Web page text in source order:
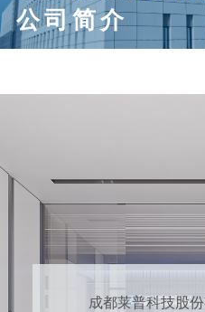
公司简介
成都莱普科技股